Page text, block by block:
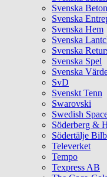
Svenska
Svenska
Svenska Hem
Svenska
Svenska
Svenska Spel
Svenska
SvD
Svenskt Tenn
Swarovski
Swedish
Söderberg &
Södertälje
Televerket
Tempo
Texpress AB